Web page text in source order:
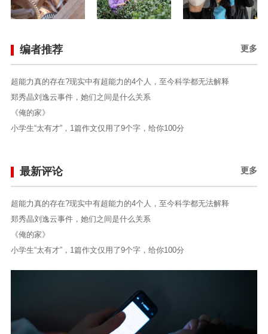
更多
编者推荐
超能力真的存在?现实中有超能力的4个人，至今科学都无法解释
郑秀晶刘逸云事件，她们之间是什么关系
《俺的家》
小学生“太有才”，1篇作文仅用了9个字，给你100分
更多
最新评论
超能力真的存在?现实中有超能力的4个人，至今科学都无法解释
郑秀晶刘逸云事件，她们之间是什么关系
《俺的家》
小学生“太有才”，1篇作文仅用了9个字，给你100分